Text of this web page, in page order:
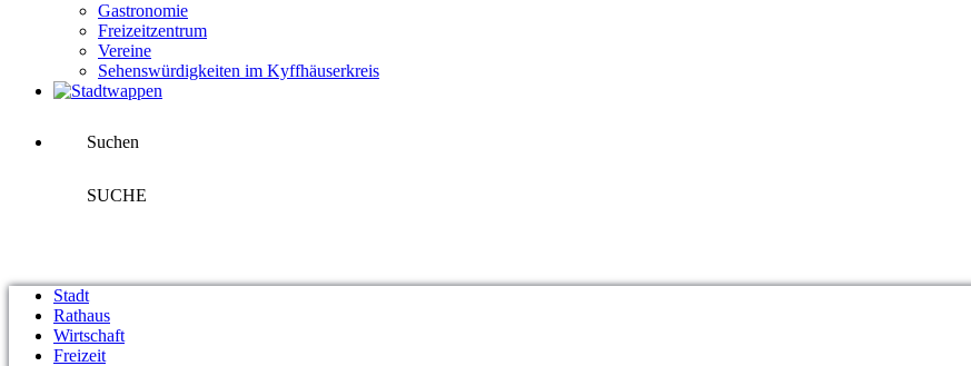
Gastronomie
Freizeitzentrum
Vereine
Sehenswürdigkeiten im Kyffhäuserkreis
Suchen
SUCHE
Stadt
Rathaus
Wirtschaft
Freizeit